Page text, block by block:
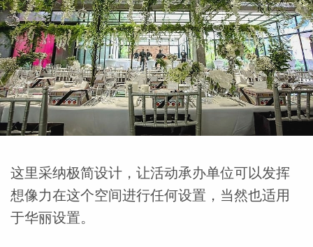
这里采纳极简设计，让活动承办单位可以发挥
想像力在这个空间进行任何设置，当然也适用
于华丽设置。